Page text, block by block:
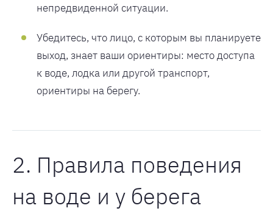
непредвиденной ситуации.
Убедитесь, что лицо, с которым вы планируете
выход, знает ваши ориентиры: место доступа
к воде, лодка или другой транспорт,
ориентиры на берегу.
2. Правила поведения
на воде и у берега